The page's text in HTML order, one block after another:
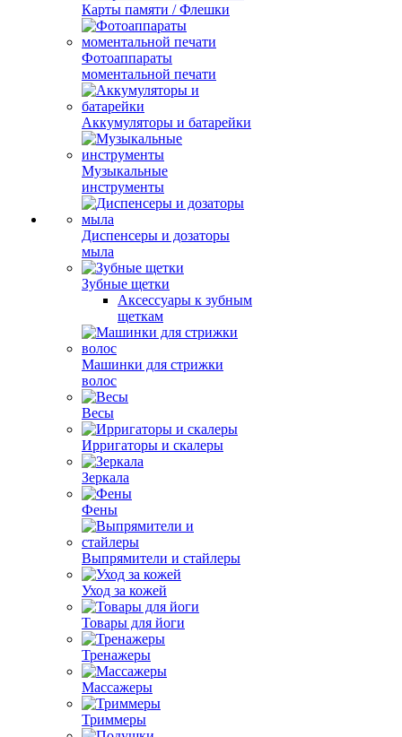
Карты памяти / Флешки
Фотоаппараты
моментальной печати
Аккумуляторы и батарейки
Музыкальные
инструменты
Диспенсеры и дозаторы
мыла
Зубные щетки
Аксессуары к зубным
щеткам
Машинки для стрижки
волос
Весы
Ирригаторы и скалеры
Зеркала
Фены
Выпрямители и стайлеры
Уход за кожей
Товары для йоги
Тренажеры
Массажеры
Триммеры